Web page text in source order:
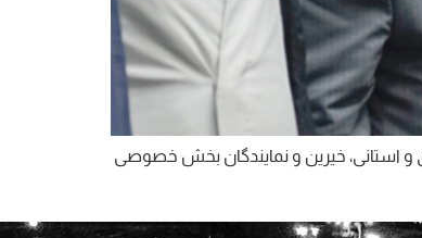
و استانی، خیرین و نمایندگان بخش خصوصی